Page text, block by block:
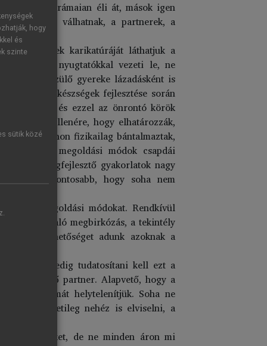
drámaian éli át, mások igen
válhatnak, a partnerek, a
karikatúráját láthatjuk a
ivással, nyugtatókkal vezeti le, ne
ismerő szülő gyereke lázadásként is
készségek fejlesztése során
felismerésére és ezzel az önrontó körök
annak ellenére, hogy elhatározzák,
akiket otthon fizikailag bántalmaztak,
konfliktus megoldási módok csapdái
készségfejlesztő gyakorlatok nagy
– a legfontosabb, hogy soha nem
megoldási módokat. Rendkívül
való megbirkózás, a tekintély
több lehetőséget adunk azoknak a
pedig tudatosítani kell ezt a
a megfelelő partner. Alapvető, hogy a
helytelenítjük. Soha ne
Ha átmenetileg nehéz is elviselni, a
érzéseinket, de ne minden áron mi
hogy
és
szinte
sütik közé